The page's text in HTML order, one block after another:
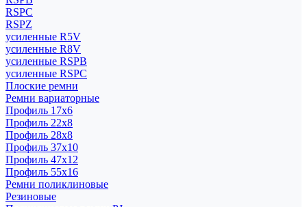
RSPC
RSPZ
усиленные R5V
усиленные R8V
усиленные RSPB
усиленные RSPC
Плоские ремни
Ремни вариаторные
Профиль 17x6
Профиль 22x8
Профиль 28x8
Профиль 37x10
Профиль 47x12
Профиль 55x16
Ремни поликлиновые
Резиновые